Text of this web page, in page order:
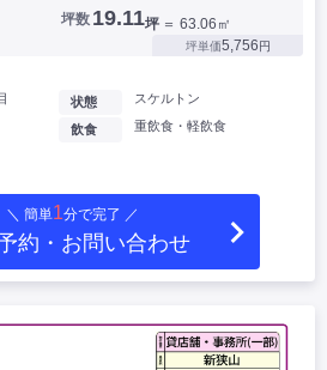
坪数 19.11坪 ＝ 63.06㎡
坪単価5,756円
状態 スケルトン
飲食 重飲食・軽飲食
＼ 簡単1分で完了 ／
約・お問い合わせ